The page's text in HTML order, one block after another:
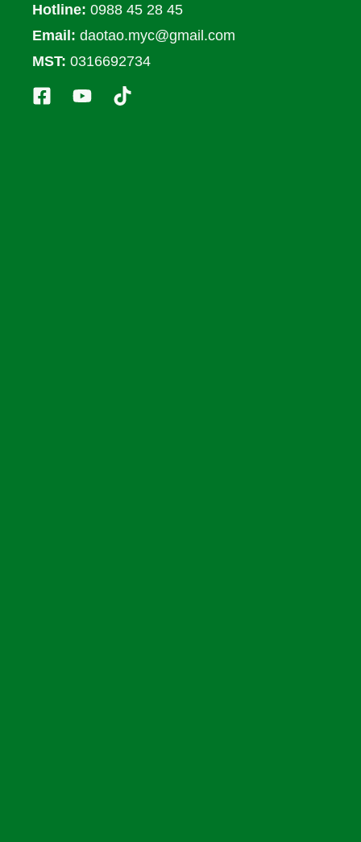
Hotline: 0988 45 28 45
Email: daotao.myc@gmail.com
MST: 0316692734